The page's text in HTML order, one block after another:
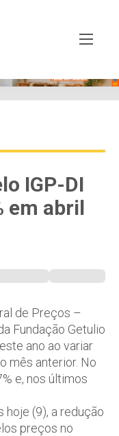
IGP-DI
em abril
de Preços –
Fundação Getulio
ano ao variar
mês anterior. No
e, nos últimos
hoje (9), a redução
preços no